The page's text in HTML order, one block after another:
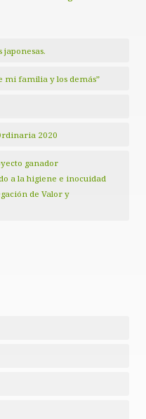
japonesas.
mi familia y los demás”
2020
ganador
a la higiene e inocuidad
de Valor y